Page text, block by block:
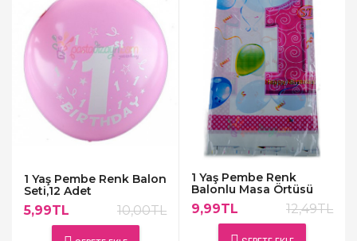
1 Yaş Pembe Renk Balon
Seti,12 Adet
5,99TL 10,00TL
1 Yaş Pembe Renk
Balonlu Masa Örtüsü
9,99TL 12,49TL